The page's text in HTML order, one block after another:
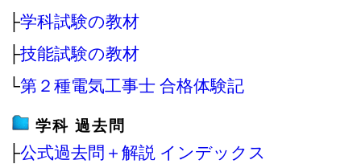
├学科試験の教材
├技能試験の教材
└第２種電気工事士 合格体験記
学科 過去問
├公式過去問＋解説 インデックス